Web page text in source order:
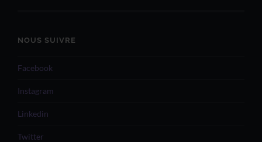
NOUS SUIVRE
Facebook
Instagram
Linkedin
Twitter